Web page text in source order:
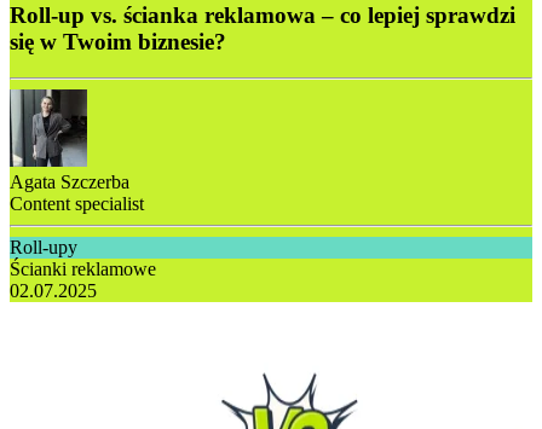
Roll‑up vs. ścianka reklamowa – co lepiej sprawdzi
się w Twoim biznesie?
Agata Szczerba
Content specialist
Roll-upy
Ścianki reklamowe
02.07.2025